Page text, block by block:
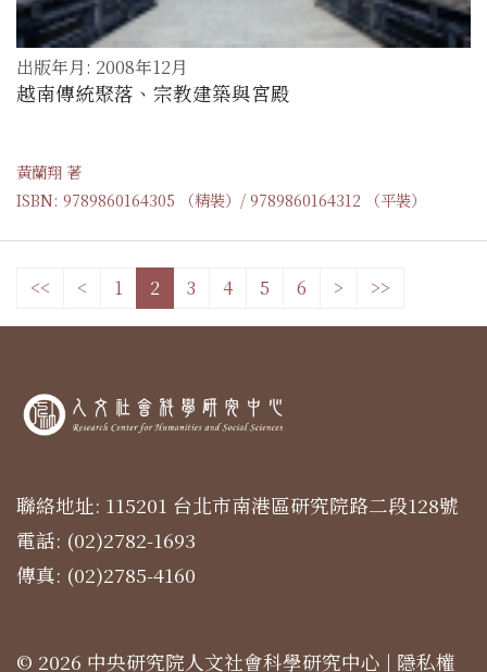
出版年月: 2008年12月
越南傳統聚落、宗教建築與宮殿
黃蘭翔 著
ISBN: 9789860164305 （精裝）/ 9789860164312 （平裝）
<< < 1 2 3 4 5 6 > >>
聯絡地址: 115201 台北市南港區研究院路二段128號
電話: (02)2782-1693
傳真: (02)2785-4160
© 2026 中央研究院人文社會科學研究中心 | 隱私權